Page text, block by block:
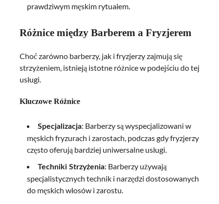
prawdziwym męskim rytuałem.
Różnice między Barberem a Fryzjerem
Choć zarówno barberzy, jak i fryzjerzy zajmują się
strzyżeniem, istnieją istotne różnice w podejściu do tej
usługi.
Kluczowe Różnice
Specjalizacja: Barberzy są wyspecjalizowani w
męskich fryzurach i zarostach, podczas gdy fryzjerzy
często oferują bardziej uniwersalne usługi.
Techniki Strzyżenia: Barberzy używają
specjalistycznych technik i narzędzi dostosowanych
do męskich włosów i zarostu.